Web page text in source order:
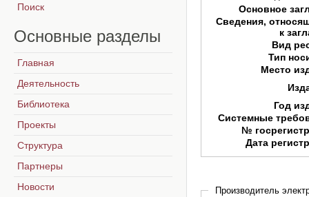
Основное
Сведения,
к
Вид
Тип
Место
Год
Системные
№
Дата
Производитель
Поиск
Основные разделы
Главная
Деятельность
Библиотека
Проекты
Структура
Партнеры
Новости